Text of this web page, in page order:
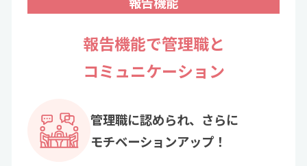
報告機能で管理職と
コミュニケーション
管理職に認められ、さらに
モチベーションアップ！